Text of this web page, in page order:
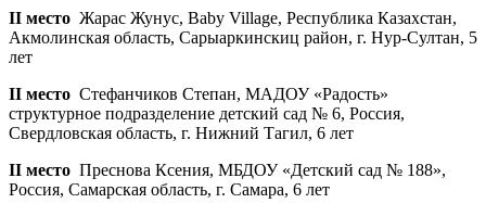
II место Жарас Жунус, Baby Village, Республика Казахстан,
Акмолинская область, Сарыаркинскиц район, г. Нур-Султан, 5
лет
II место Стефанчиков Степан, МАДОУ «Радость»
структурное подразделение детский сад № 6, Россия,
Свердловская область, г. Нижний Тагил, 6 лет
II место Преснова Ксения, МБДОУ «Детский сад № 188»,
Россия, Самарская область, г. Самара, 6 лет